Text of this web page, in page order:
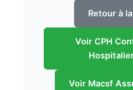
Retour à
Voir CPH
Voir Macsf